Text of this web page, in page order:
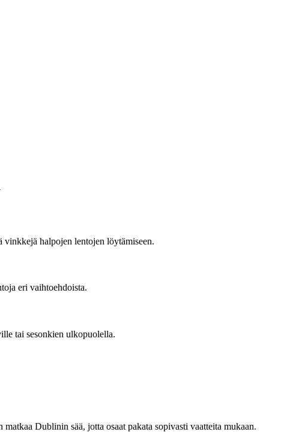
halpojen lentojen löytämiseen.
eri vaihtoehdoista.
tai sesonkien ulkopuolella.
Dublinin sää, jotta osaat pakata sopivasti vaatteita mukaan.